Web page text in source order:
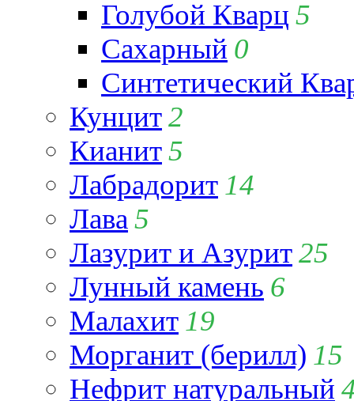
Голубой Кварц 5
Сахарный 0
Синтетический
Кунцит2
Кианит5
Лабрадорит 14
Лава 5
Лазурит и Азурит25
Лунный камень 6
Малахит 19
Морганит (берилл) 15
Нефрит натуральный